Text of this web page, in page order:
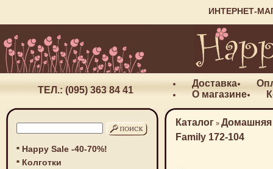
ИНТЕРНЕТ-
ТЕЛ.: (095) 363 84 41
Доставка
О магазине
Happy Sale -40-70%!
Колготки
Каталог » Домашняя
Family 172-104